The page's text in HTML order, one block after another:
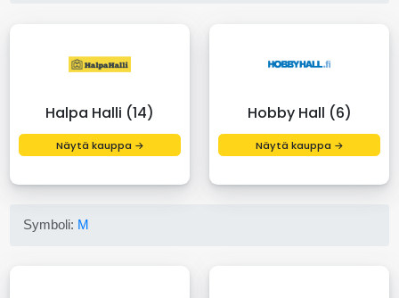
Halpa Halli (14)
Näytä kauppa →
Hobby Hall (6)
Näytä kauppa →
Symboli: M